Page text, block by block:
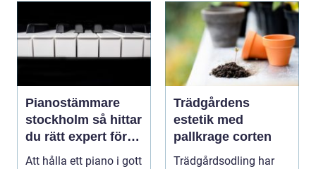
Pianostämmare
stockholm så hittar
du rätt expert för
ditt piano
Att hålla ett piano i gott
Trädgårdens
estetik med
pallkrage corten
Trädgårdsodling har